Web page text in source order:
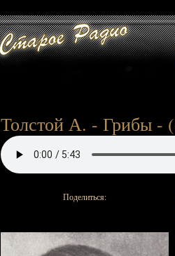
Толстой А. - Грибы -
Поделиться: